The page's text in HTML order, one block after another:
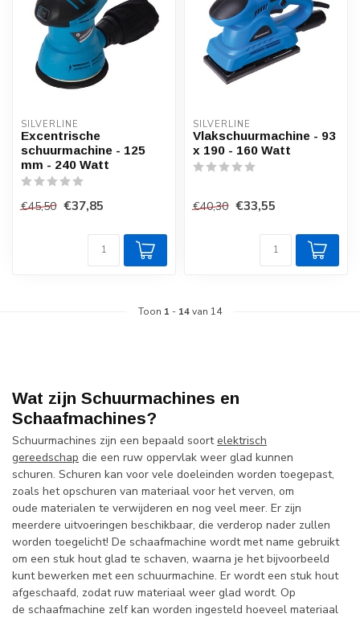
SILVERLINE
Excentrische
schuurmachine - 125
mm - 240 Watt
€45,50 €37,85
SILVERLINE
Vlakschuurmachine - 93
x 190 - 160 Watt
€40,30 €33,55
Toon 1 - 14van 14
Wat zijn Schuurmachines en
Schaafmachines?
Schuurmachines zijn een bepaald soortelektrisch
gereedschap die een ruw oppervlak weer glad kunnen
schuren. Schuren kan voor vele doeleinden worden toegepast,
zoals het opschuren van materiaal voor het verven, om
oude materialen te verwijderen en nog veel meer. Er zijn
meerdere uitvoeringen beschikbaar, die verderop nader zullen
worden toegelicht! De schaafmachine wordt met name gebruikt
om een stuk hout glad te schaven, waarna je het bijvoorbeeld
kunt bewerken met een schuurmachine. Er wordt een stuk hout
afgeschaafd, zodat ruw materiaal weer glad wordt. Op
de schaafmachine zelf kan worden ingesteld hoeveel materiaal